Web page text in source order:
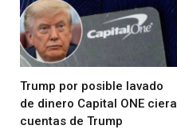
Trump por posible lavado
de dinero Capital ONE ciera
cuentas de Trump